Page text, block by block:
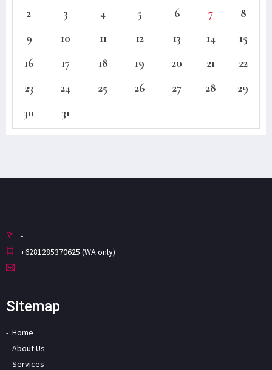
2
3 4 5 6 7
8
9
10 11 12 13 14
15
16
17 18 19 20 21
22
23
24 25 26 27 28
29
30
31
-
+6281285370625 (WA only)
-
Sitemap
Home
About Us
Services